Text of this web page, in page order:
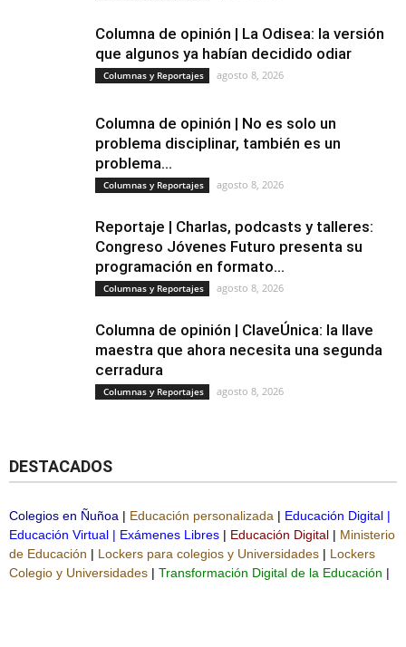
Columna de opinión | La Odisea: la versión
que algunos ya habían decidido odiar
Columnas y Reportajes agosto 8, 2026
Columna de opinión | No es solo un
problema disciplinar, también es un
problema...
Columnas y Reportajes agosto 8, 2026
Reportaje | Charlas, podcasts y talleres:
Congreso Jóvenes Futuro presenta su
programación en formato...
Columnas y Reportajes agosto 8, 2026
Columna de opinión | ClaveÚnica: la llave
maestra que ahora necesita una segunda
cerradura
Columnas y Reportajes agosto 8, 2026
DESTACADOS
Colegios en Ñuñoa | Educación personalizada | Educación Digital |
Educación Virtual | Exámenes Libres | Educación Digital | Ministerio
de Educación | Lockers para colegios y Universidades | Lockers
Colegio y Universidades | Transformación Digital de la Educación |